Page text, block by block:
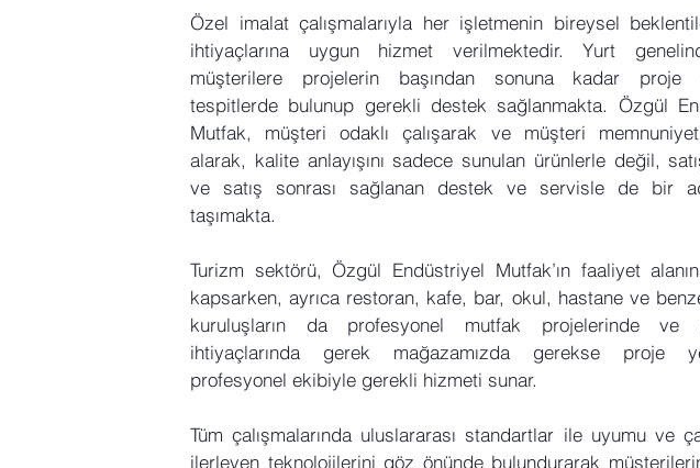
Özel imalat çalışmalarıyla her işletmenin bireysel
ihtiyaçlarına uygun hizmet verilmektedir. Yurt
müşterilere projelerin başından sonuna kadar proje
tespitlerde bulunup gerekli destek sağlanmakta. Özgül
Mutfak, müşteri odaklı çalışarak ve müşteri
alarak, kalite anlayışını sadece sunulan ürünlerle değil,
ve satış sonrası sağlanan destek ve servisle de bir
taşımakta.
Turizm sektörü, Özgül Endüstriyel Mutfak’ın faaliyet
kapsarken, ayrıca restoran, kafe, bar, okul, hastane ve
kuruluşların da profesyonel mutfak projelerinde ve
ihtiyaçlarında gerek mağazamızda gerekse proje
profesyonel ekibiyle gerekli hizmeti sunar.
Tüm çalışmalarında uluslararası standartlar ile uyumu ve
ilerleyen teknolojilerini göz önünde bulundurarak